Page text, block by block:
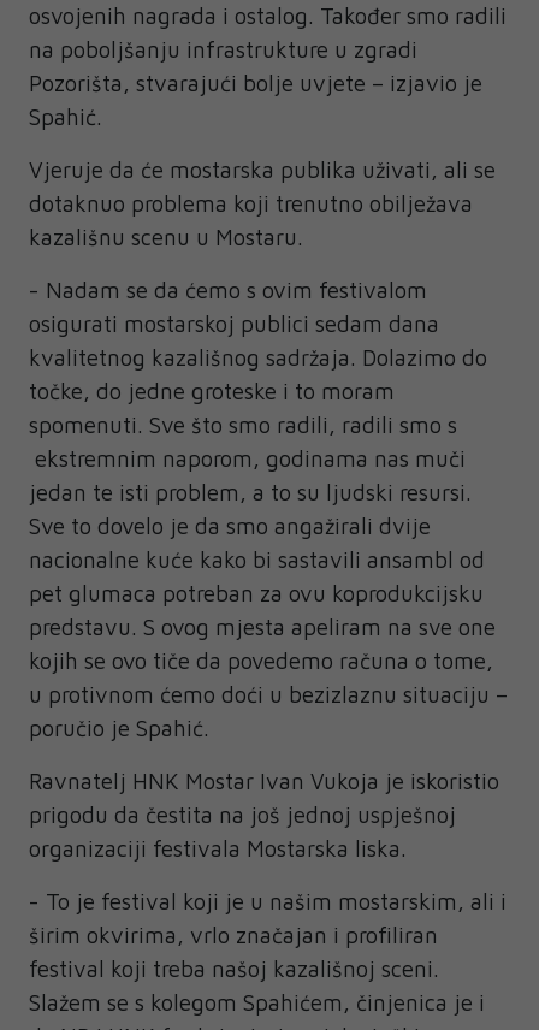
osvojenih nagrada i ostalog. Također smo radili
na poboljšanju infrastrukture u zgradi
Pozorišta, stvarajući bolje uvjete – izjavio je
Spahić.
Vjeruje da će mostarska publika uživati, ali se
dotaknuo problema koji trenutno obilježava
kazališnu scenu u Mostaru.
- Nadam se da ćemo s ovim festivalom
osigurati mostarskoj publici sedam dana
kvalitetnog kazališnog sadržaja. Dolazimo do
točke, do jedne groteske i to moram
spomenuti. Sve što smo radili, radili smo s
ekstremnim naporom, godinama nas muči
jedan te isti problem, a to su ljudski resursi.
Sve to dovelo je da smo angažirali dvije
nacionalne kuće kako bi sastavili ansambl od
pet glumaca potreban za ovu koprodukcijsku
predstavu. S ovog mjesta apeliram na sve one
kojih se ovo tiče da povedemo računa o tome,
u protivnom ćemo doći u bezizlaznu situaciju –
poručio je Spahić.
Ravnatelj HNK Mostar Ivan Vukoja je iskoristio
prigodu da čestita na još jednoj uspješnoj
organizaciji festivala Mostarska liska.
- To je festival koji je u našim mostarskim, ali i
širim okvirima, vrlo značajan i profiliran
festival koji treba našoj kazališnoj sceni.
Slažem se s kolegom Spahićem, činjenica je i